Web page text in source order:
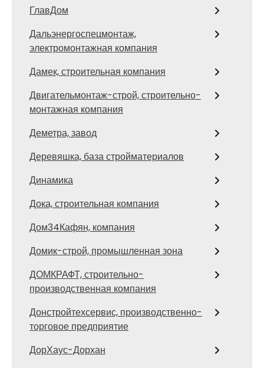
ГлавДом
Дальэнергоспецмонтаж,
электромонтажная компания
Дамек, строительная компания
Двигательмонтаж-строй, строительно-
монтажная компания
Деметра, завод
Деревяшка, база стройматериалов
Динамика
Дока, строительная компания
Дом34Кафян, компания
Домик-строй, промышленная зона
ДОМКРАФТ, строительно-
производственная компания
Донстройтехсервис, производственно-
торговое предприятие
ДорХаус-Дорхан